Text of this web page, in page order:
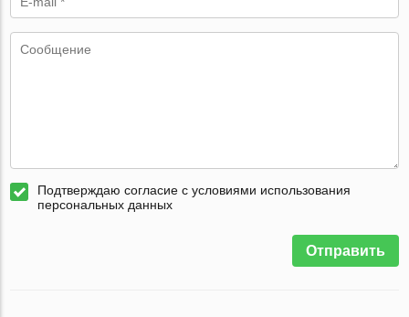
Подтверждаю согласие с условиями использования
персональных данных
Отправить